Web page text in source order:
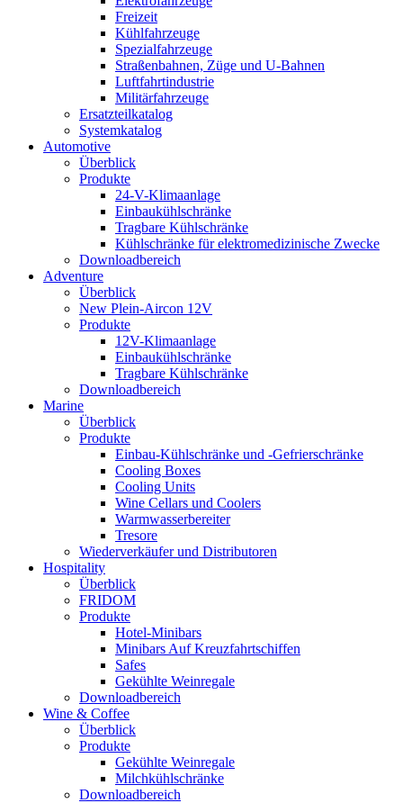
Freizeit
Kühlfahrzeuge
Spezialfahrzeuge
Straßenbahnen, Züge und U-Bahnen
Luftfahrtindustrie
Militärfahrzeuge
Ersatzteilkatalog
Systemkatalog
Automotive
Überblick
Produkte
24-V-Klimaanlage
Einbaukühlschränke
Tragbare Kühlschränke
Kühlschränke für elektromedizinische Zwecke
Downloadbereich
Adventure
Überblick
New Plein-Aircon 12V
Produkte
12V-Klimaanlage
Einbaukühlschränke
Tragbare Kühlschränke
Downloadbereich
Marine
Überblick
Produkte
Einbau-Kühlschränke und -Gefrierschränke
Cooling Boxes
Cooling Units
Wine Cellars und Coolers
Warmwasserbereiter
Tresore
Wiederverkäufer und Distributoren
Hospitality
Überblick
FRIDOM
Produkte
Hotel-Minibars
Minibars Auf Kreuzfahrtschiffen
Safes
Gekühlte Weinregale
Downloadbereich
Wine & Coffee
Überblick
Produkte
Gekühlte Weinregale
Milchkühlschränke
Downloadbereich